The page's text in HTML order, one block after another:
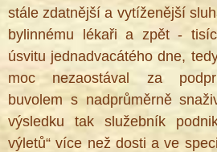
stále zdatnější a vytíženější
bylinnému lékaři a zpět -
úsvitu jednadvacátého dne,
moc nezaostával za
buvolem s nadprůměrně
výsledku tak služebník
výletů“ více než dosti a ve